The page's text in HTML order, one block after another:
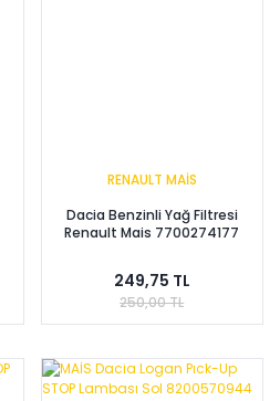
RENAULT MAİS
Dacia Benzinli Yağ Filtresi
Renault Mais 7700274177
249,75 TL
250,00 TL